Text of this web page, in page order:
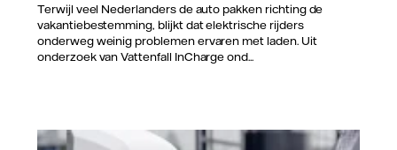
Terwijl veel Nederlanders de auto pakken richting de
vakantiebestemming, blijkt dat elektrische rijders
onderweg weinig problemen ervaren met laden. Uit
onderzoek van Vattenfall InCharge ond...
Vattenfall/Jorrit Lousberg